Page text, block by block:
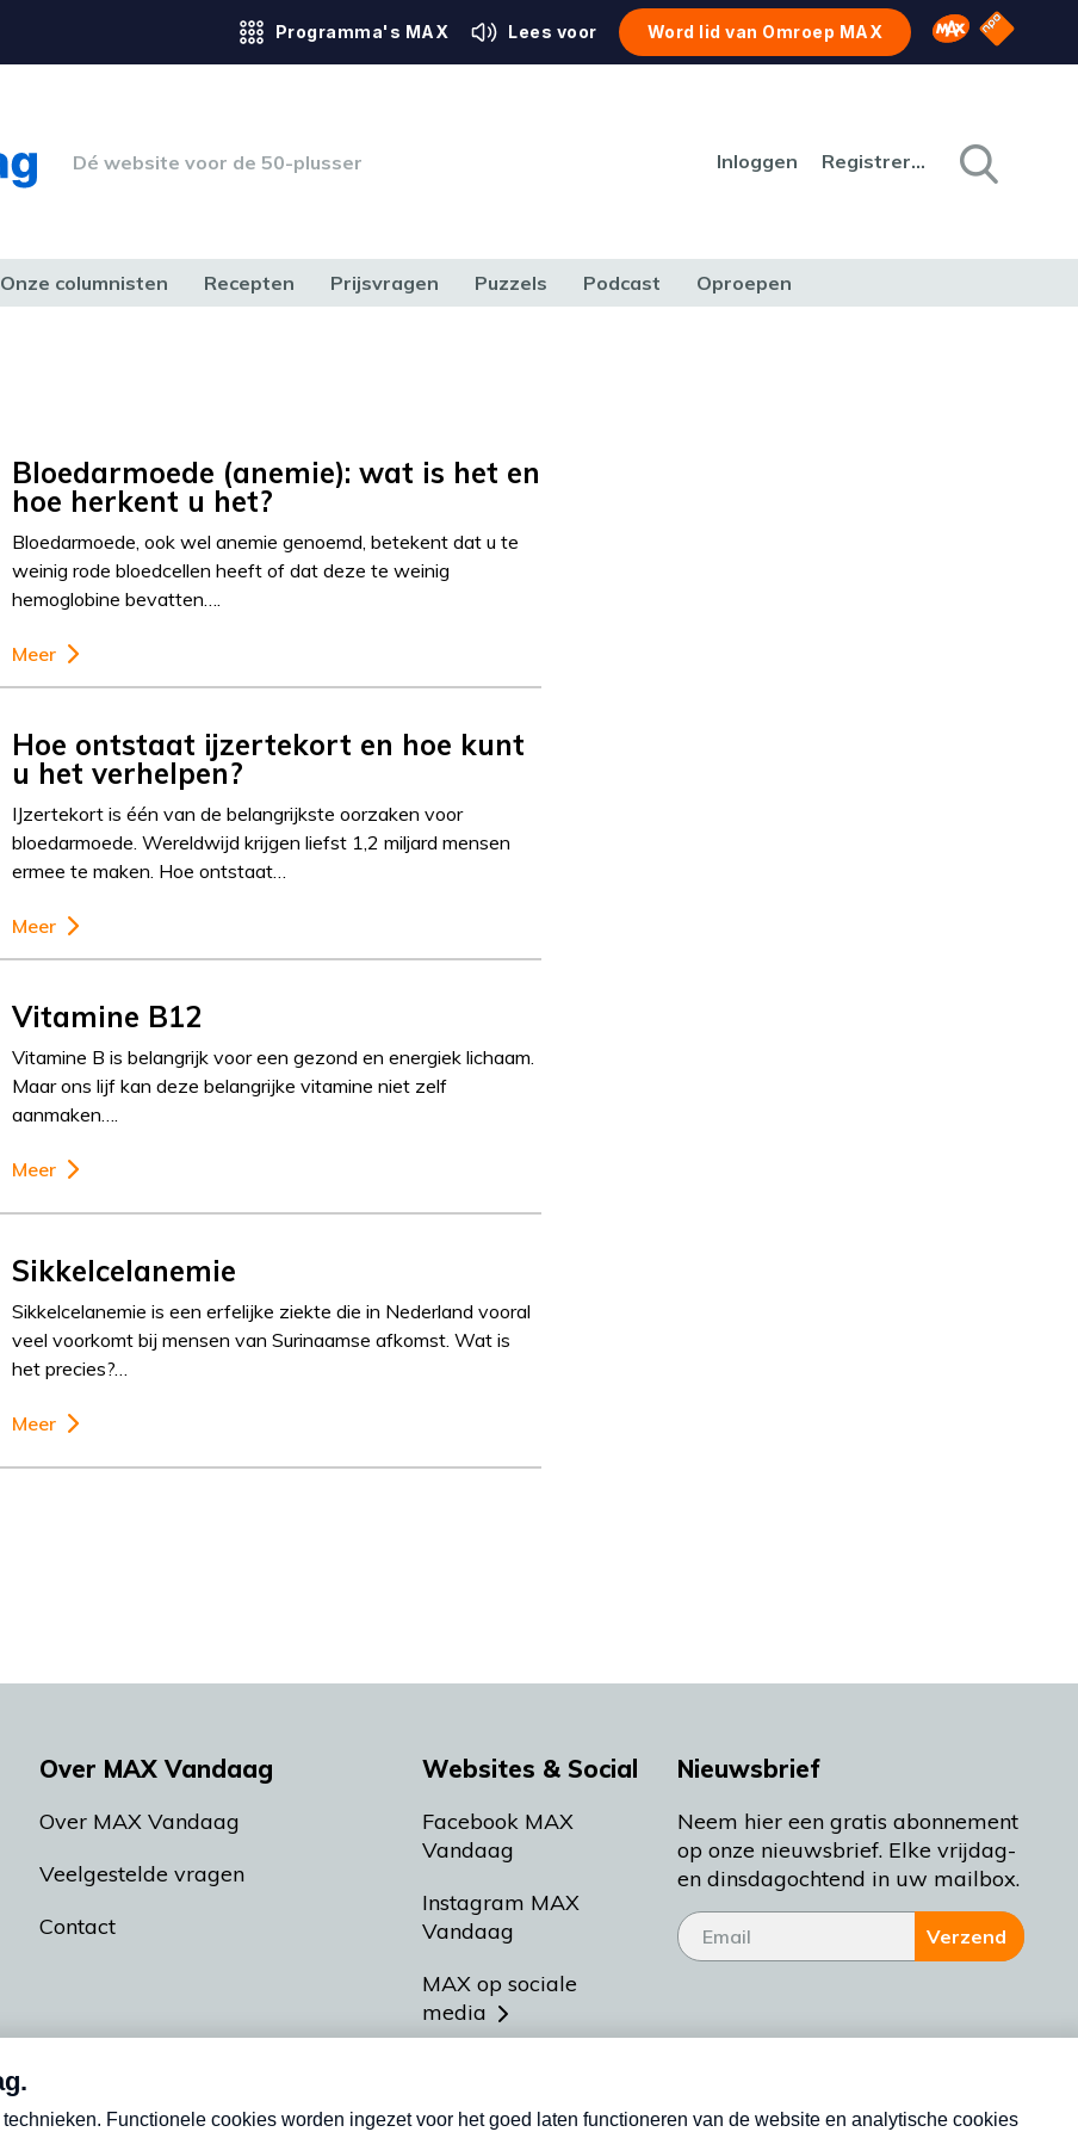
Programma's MAX Lees voor Word lid van Omroep MAX Omroep MAX
NPO
Dé website voor de 50-plusser Inloggen Registreren
Onze columnisten Recepten Prijsvragen Puzzels Podcast Oproepen
Bloedarmoede (anemie): wat is het en
hoe herkent u het?
Bloedarmoede, ook wel anemie genoemd, betekent dat u te
weinig rode bloedcellen heeft of dat deze te weinig
hemoglobine bevatten….
Meer
Hoe ontstaat ijzertekort en hoe kunt
u het verhelpen?
IJzertekort is één van de belangrijkste oorzaken voor
bloedarmoede. Wereldwijd krijgen liefst 1,2 miljard mensen
ermee te maken. Hoe ontstaat…
Meer
Vitamine B12
Vitamine B is belangrijk voor een gezond en energiek lichaam.
Maar ons lijf kan deze belangrijke vitamine niet zelf
aanmaken….
Meer
Sikkelcelanemie
Sikkelcelanemie is een erfelijke ziekte die in Nederland vooral
veel voorkomt bij mensen van Surinaamse afkomst. Wat is
het precies?…
Meer
Over MAX Vandaag
Over MAX Vandaag
Veelgestelde vragen
Contact
Websites & Social
Facebook MAX
Vandaag
Instagram MAX
Vandaag
MAX op sociale
media
Meldpunt Actueel
Nieuwsbrief
Neem hier een gratis abonnement
op onze nieuwsbrief. Elke vrijdag-
en dinsdagochtend in uw mailbox.
Verzend